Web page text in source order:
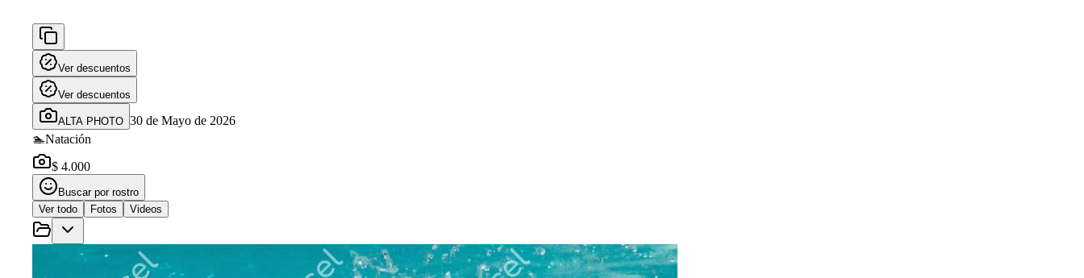
Ver descuentos
Ver descuentos
ALTA PHOTO 30 de Mayo de 2026
🏊Natación
$ 4.000
Buscar por rostro
Ver todo
Fotos Videos